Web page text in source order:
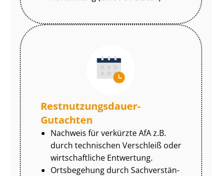
Rest­nut­zungs­dau­er-
Gutachten
Nachweis für verkürzte AfA z.B.
durch technischen Verschleiß oder
wirtschaftliche Entwertung.
Ortsbegehung durch Sach­ver­stän­